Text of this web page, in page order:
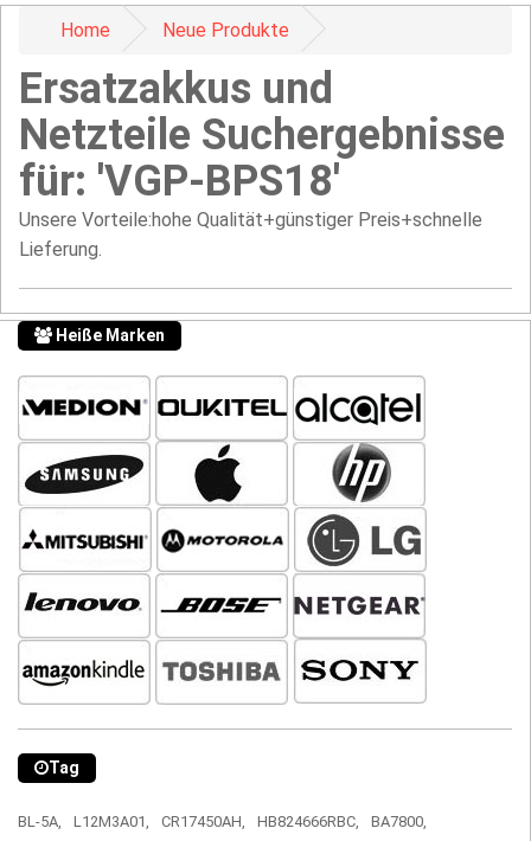
Home Neue Produkte
Ersatzakkus und
Netzteile Suchergebnisse
für: 'VGP-BPS18'
Unsere Vorteile:hohe Qualität+günstiger Preis+schnelle
Lieferung.
Heiße Marken
Tag
BL-5A, L12M3A01, CR17450AH, HB824666RBC,
BA7800,